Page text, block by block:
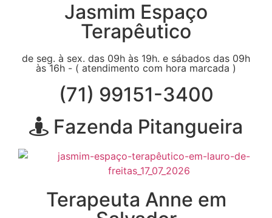
Jasmim Espaço
Terapêutico
de seg. à sex. das 09h às 19h. e sábados das 09h
às 16h - ( atendimento com hora marcada )
(71) 99151-3400
Fazenda Pitangueira
Terapeuta Anne em